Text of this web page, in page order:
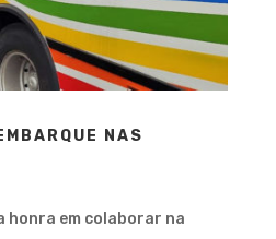
NAS
honra em colaborar na